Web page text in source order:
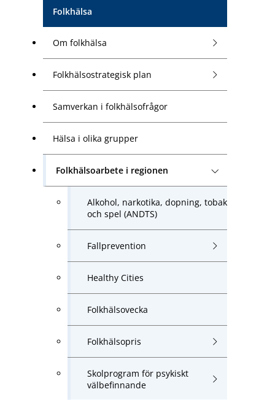
Folkhälsa
Om folkhälsa
Folkhälsostrategisk plan
Samverkan i folkhälsofrågor
Hälsa i olika grupper
Folkhälsoarbete i regionen
Alkohol, narkotika, dopning, tobak
och spel (ANDTS)
Fallprevention
Healthy Cities
Folkhälsovecka
Folkhälsopris
Skolprogram för psykiskt
välbefinnande